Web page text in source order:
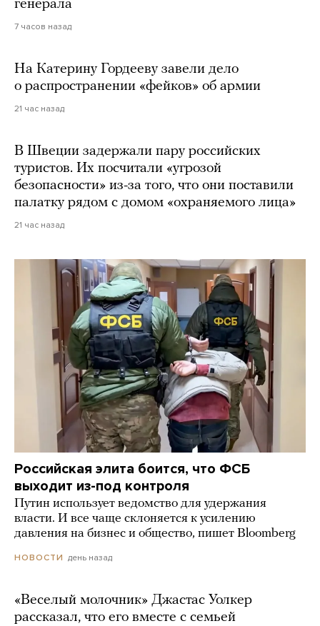
генерала
7 часов назад
На Катерину Гордееву завели дело
о распространении «фейков» об армии
21 час назад
В Швеции задержали пару российских
туристов. Их посчитали «угрозой
безопасности» из-за того, что они поставили
палатку рядом с домом «охраняемого лица»
21 час назад
Российская элита боится, что ФСБ
выходит из-под контроля
Путин использует ведомство для удержания
власти. И все чаще склоняется к усилению
давления на бизнес и общество, пишет Bloomberg
НОВОСТИ день назад
«Веселый молочник» Джастас Уолкер
рассказал, что его вместе с семьей